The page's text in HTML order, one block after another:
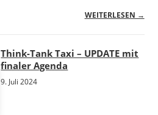
WEITERLESEN →
Think-Tank Taxi – UPDATE mit
finaler Agenda
9. Juli 2024